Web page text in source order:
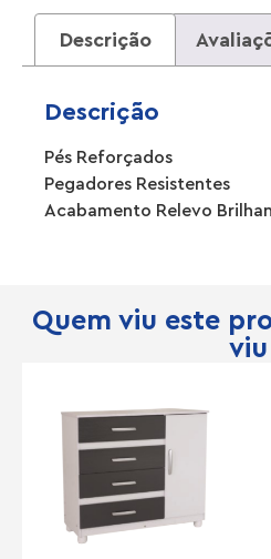
Descrição
Descrição
Pés Reforçados
Pegadores Resistentes
Acabamento Relevo
Quem viu este
viu